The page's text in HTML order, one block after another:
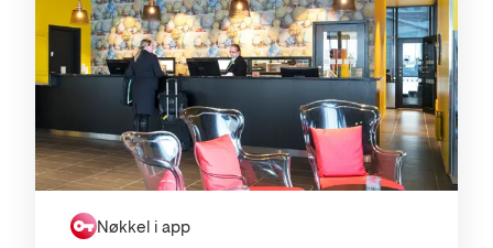
Nøkkel i app